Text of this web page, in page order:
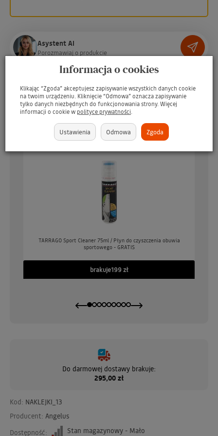
Asystent AI
Porozmawiaj o produkcie
Obserwuj produkt:
Możesz otrzymać gratis
TARRAGO Sport Cleaner 75ml / Płyn do czyszczenia obuwia
sportowego - GRATIS
brakuje199 zł
Do darmowej dostawy brakuje:
295,00 zł
Kod: NAKLEJKI_13
Producent: Angelus
Dostępność:
Stan magazynowy - Mało
Informacja o cookies
Klikając “Zgoda” akceptujesz zapisywanie wszystkich danych cookie
na twoim urządzeniu. Kliknięcie “Odmowa” oznacza zapisywanie
tylko danych niezbędnych do funkcjonowania strony. Więcej
informacji o cookie w polityce prywatności.
Ustawienia Odmowa Zgoda